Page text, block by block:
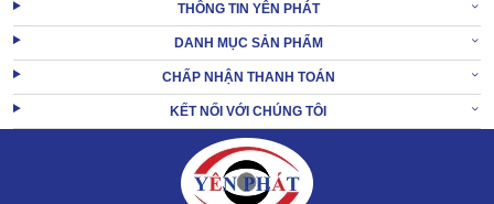
THÔNG TIN YÊN PHÁT
DANH MỤC SẢN PHẨM
CHẤP NHẬN THANH TOÁN
KẾT NỐI VỚI CHÚNG TÔI